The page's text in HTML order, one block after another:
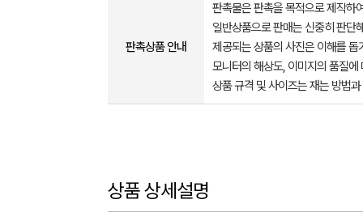
판촉상품 안내
판촉물은 판촉을 목적으로 제작하
일반상품으로 판매는 신중히 판단
제공되는 상품의 사진은 이해를
모니터의 해상도, 이미지의 품질
상품 규격 및 사이즈는 재는 방법
상품 상세설명